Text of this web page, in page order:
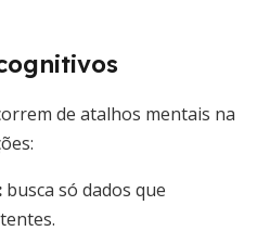
de atalhos mentais na
: busca só dados que